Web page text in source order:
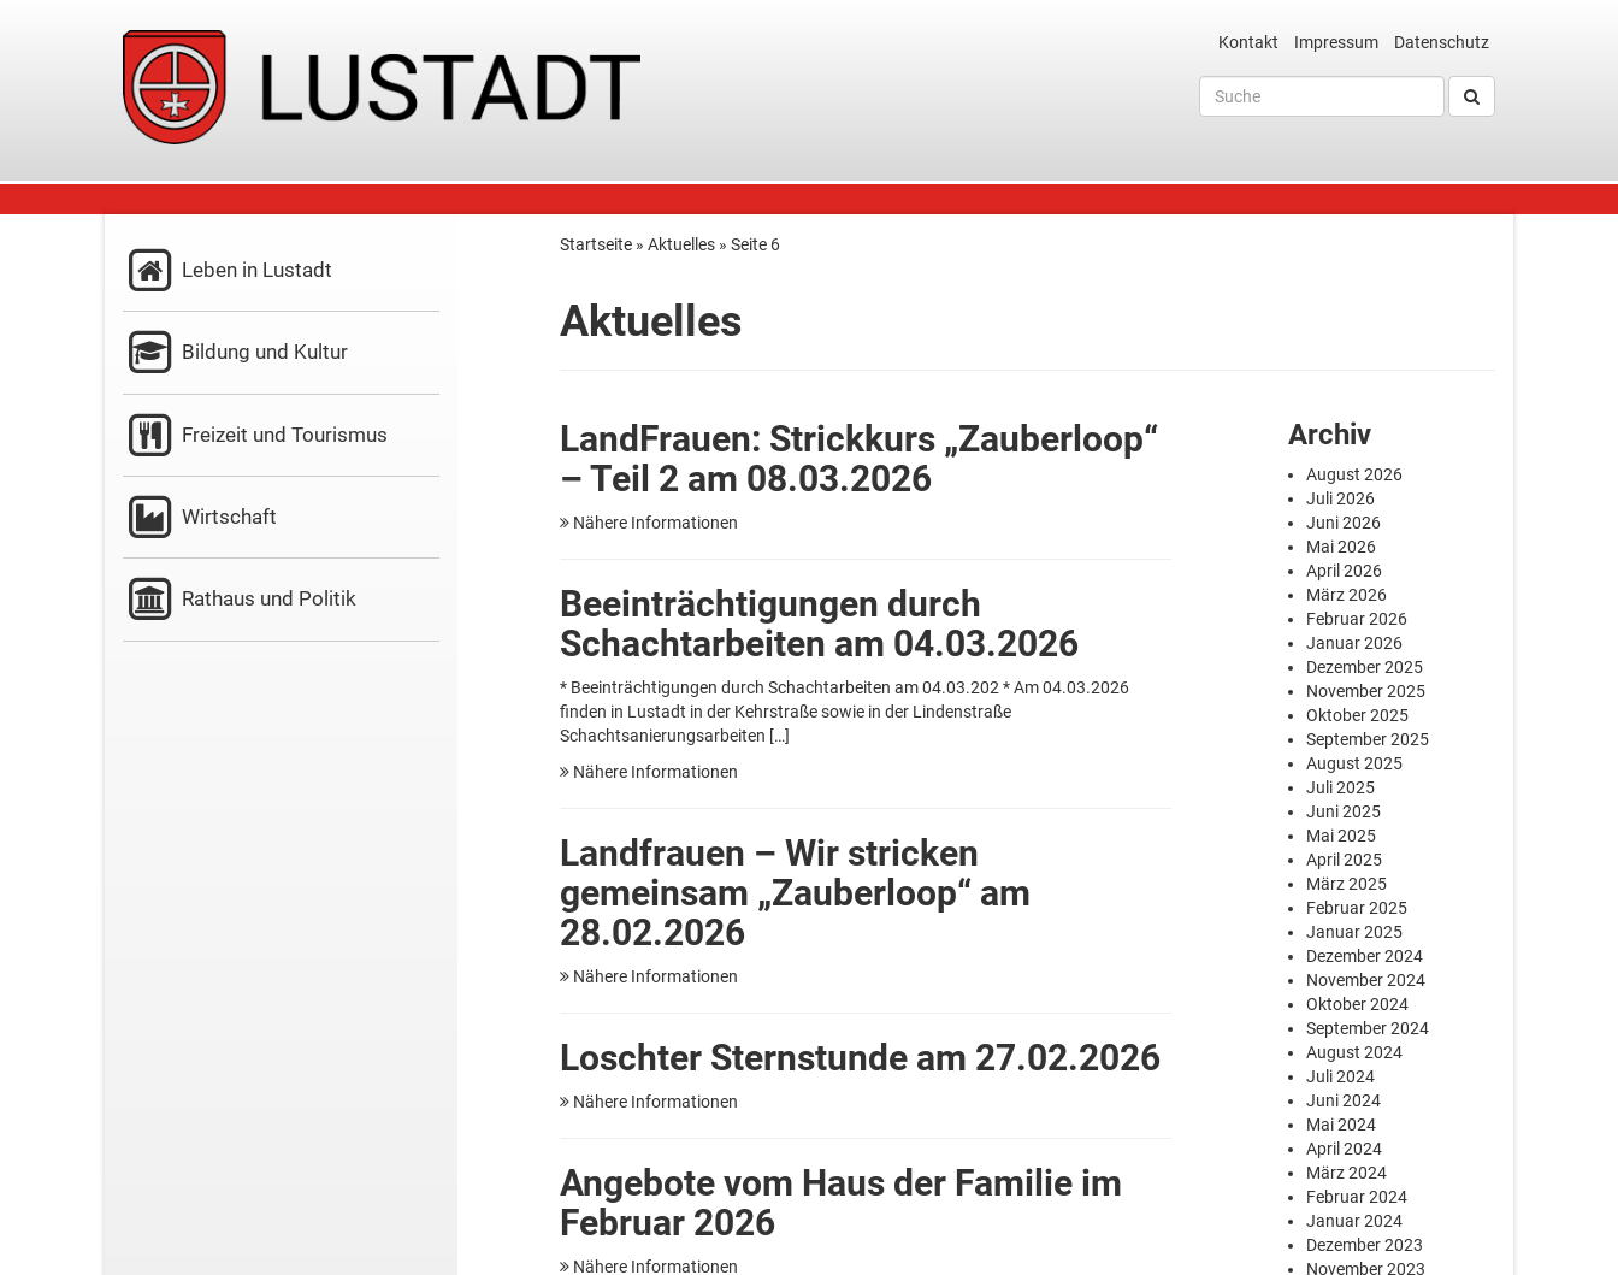
Kontakt Impressum Datenschutz
Leben in Lustadt
Bildung und Kultur
Freizeit und Tourismus
Wirtschaft
Rathaus und Politik
Startseite »Aktuelles »Seite 6
Aktuelles
LandFrauen: Strickkurs „Zauberloop“
– Teil 2 am 08.03.2026
Nähere Informationen
Beeinträchtigungen durch
Schachtarbeiten am 04.03.2026
* Beeinträchtigungen durch Schachtarbeiten am 04.03.202 * Am 04.03.2026
finden in Lustadt in der Kehrstraße sowie in der Lindenstraße
Schachtsanierungsarbeiten […]
Nähere Informationen
Landfrauen – Wir stricken
gemeinsam „Zauberloop“ am
28.02.2026
Nähere Informationen
Loschter Sternstunde am 27.02.2026
Nähere Informationen
Angebote vom Haus der Familie im
Februar 2026
Nähere Informationen
Archiv
August 2026
Juli 2026
Juni 2026
Mai 2026
April 2026
März 2026
Februar 2026
Januar 2026
Dezember 2025
November 2025
Oktober 2025
September 2025
August 2025
Juli 2025
Juni 2025
Mai 2025
April 2025
März 2025
Februar 2025
Januar 2025
Dezember 2024
November 2024
Oktober 2024
September 2024
August 2024
Juli 2024
Juni 2024
Mai 2024
April 2024
März 2024
Februar 2024
Januar 2024
Dezember 2023
November 2023